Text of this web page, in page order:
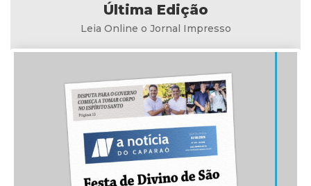
Última Edição
Leia Online o Jornal Impresso